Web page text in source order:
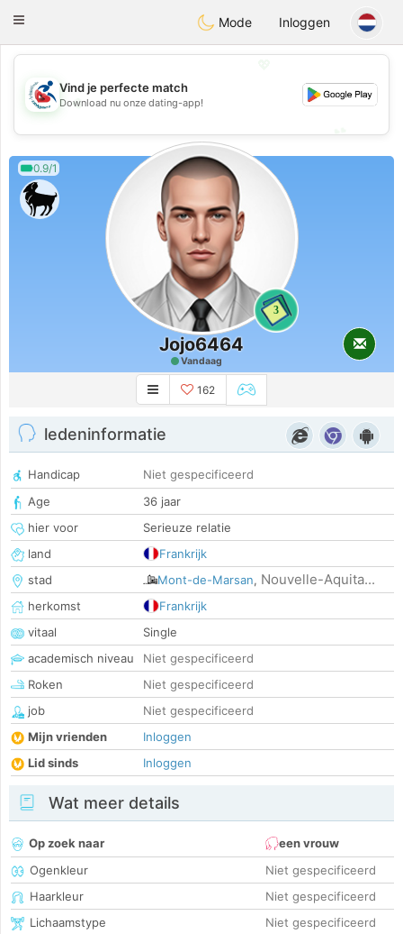
Handi Space
Toggle
Mode Inloggen
💖
💕
Vind je perfecte match
Download nu onze dating-app!
0.9/1
3
Jojo6464
Vandaag
162
ledeninformatie
Handicap
Niet gespecificeerd
Age
36 jaar
hier voor
Serieuze relatie
land
Frankrijk
stad
Mont-de-Marsan, Nouvelle-Aquita...
herkomst
Frankrijk
vitaal
Single
academisch niveau
Niet gespecificeerd
Roken
Niet gespecificeerd
job
Niet gespecificeerd
Mijn vrienden
Inloggen
Lid sinds
Inloggen
Wat meer details
Op zoek naar
een vrouw
Ogenkleur
Niet gespecificeerd
Haarkleur
Niet gespecificeerd
Lichaamstype
Niet gespecificeerd